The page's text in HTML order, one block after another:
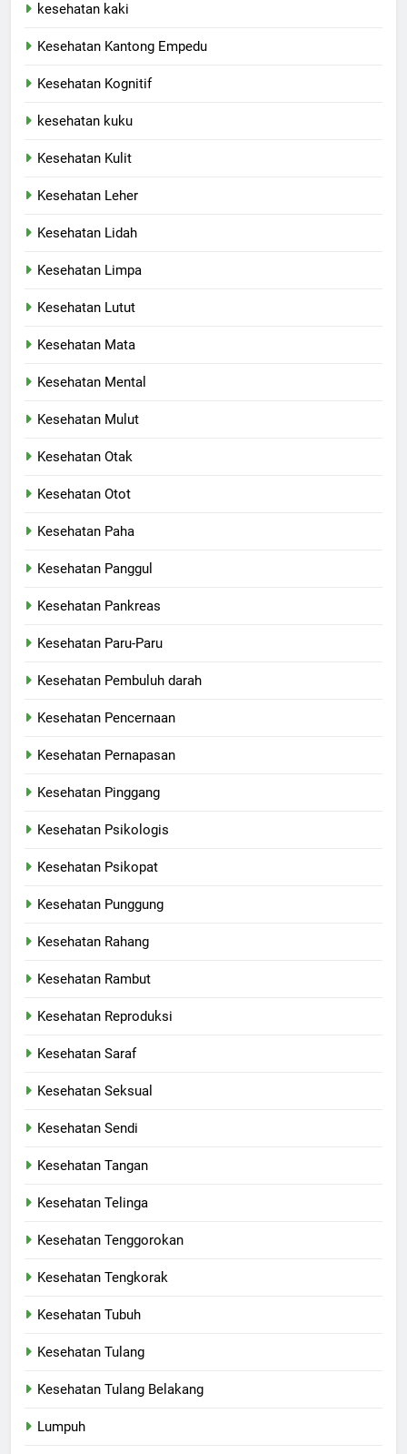
kesehatan kaki
Kesehatan Kantong Empedu
Kesehatan Kognitif
kesehatan kuku
Kesehatan Kulit
Kesehatan Leher
Kesehatan Lidah
Kesehatan Limpa
Kesehatan Lutut
Kesehatan Mata
Kesehatan Mental
Kesehatan Mulut
Kesehatan Otak
Kesehatan Otot
Kesehatan Paha
Kesehatan Panggul
Kesehatan Pankreas
Kesehatan Paru-Paru
Kesehatan Pembuluh darah
Kesehatan Pencernaan
Kesehatan Pernapasan
Kesehatan Pinggang
Kesehatan Psikologis
Kesehatan Psikopat
Kesehatan Punggung
Kesehatan Rahang
Kesehatan Rambut
Kesehatan Reproduksi
Kesehatan Saraf
Kesehatan Seksual
Kesehatan Sendi
Kesehatan Tangan
Kesehatan Telinga
Kesehatan Tenggorokan
Kesehatan Tengkorak
Kesehatan Tubuh
Kesehatan Tulang
Kesehatan Tulang Belakang
Lumpuh